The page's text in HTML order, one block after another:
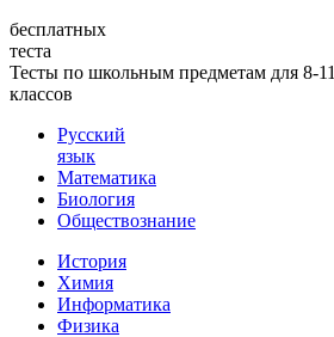
бесплатных
теста
Тесты по школьным предметам для 8-11
классов
Русский
язык
Математика
Биология
Обществознание
История
Химия
Информатика
Физика